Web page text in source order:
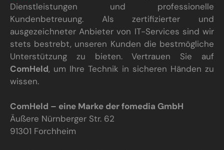
Dienstleistungen und professionelle
Kundenbetreuung. Als zertifizierter und
ausgezeichneter Anbieter von IT-Services sind wir
stets bestrebt, unseren Kunden die bestmögliche
Unterstützung zu bieten. Vertrauen Sie auf
ComHeld, um Ihre Technik in sicheren Händen zu
wissen.
ComHeld – eine Marke der fomedia GmbH
Äußere Nürnberger Str. 62
91301 Forchheim